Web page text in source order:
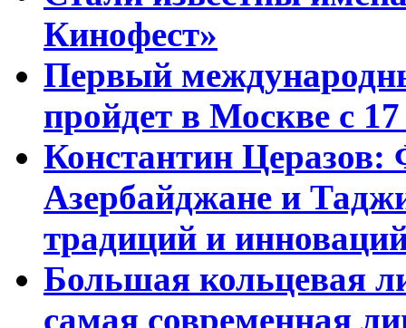
Кинофест»
Первый
пройдет в Москве с
Константин Церазов:
Азербайджане и
традиций и
Большая кольцевая
самая современная